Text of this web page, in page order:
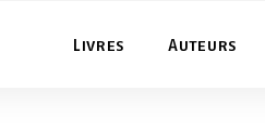
Livres Auteurs